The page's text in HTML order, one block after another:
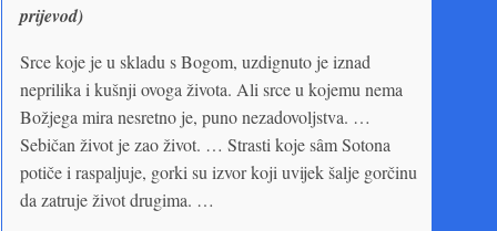
prijevod)
Srce koje je u skladu s Bogom, uzdignuto je iznad
neprilika i kušnji ovoga života. Ali srce u kojemu nema
Božjega mira nesretno je, puno nezadovoljstva. …
Sebičan život je zao život. … Strasti koje sâm Sotona
potiče i raspaljuje, gorki su izvor koji uvijek šalje gorčinu
da zatruje život drugima. …